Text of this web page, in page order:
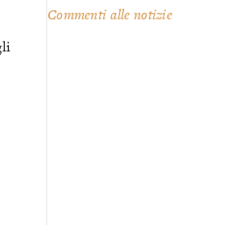
Commenti alle notizie